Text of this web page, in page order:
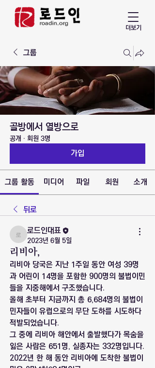
더보기
그룹
골방에서 열방으로
공개 · 회원 3명
가입
그룹 활동 미디어 파일 회원 소개
뒤로
로드인대표
로드인대표
2023년 6월 5일
리비아,
리비아 당국은 지난 1주일 동안 여성 39명
과 어린이 14명을 포함한 900명의 불법이민
들을 지중해에서 구조했습니다.
올해 초부터 지금까지 총 6,684명의 불법이
민자들이 유럽으로의 무단 도하를 시도하다
적발되었습니다.
그 중에 리비아 해안에서 출발했다가 목숨을
잃은 사람은 651명, 실종자는 332명입니다.
2022년 한 해 동안 리비아에 도착한 불법이